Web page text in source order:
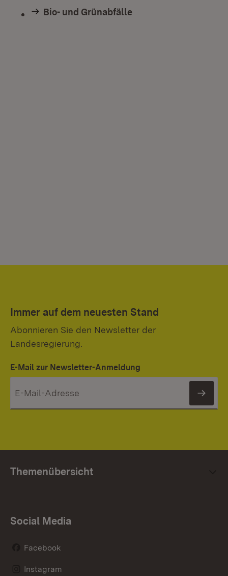
Bio- und Grünabfälle
Immer auf dem neuesten Stand
Abonnieren Sie den Newsletter der
Landesregierung.
E-Mail zur Newsletter-Anmeldung
Themenübersicht
Social Media
Facebook
Instagram